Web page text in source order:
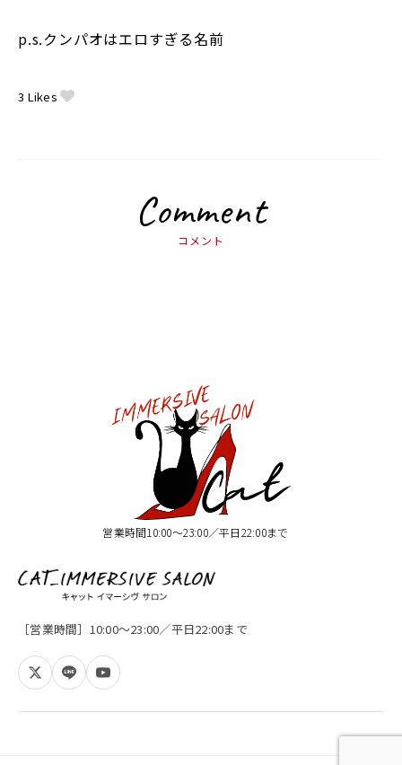
p.s.クンパオはエロすぎる名前
3 Likes
Comment
コメント
営業時間10:00〜23:00／平日22:00まで
［営業時間］10:00〜23:00／平日22:00まで